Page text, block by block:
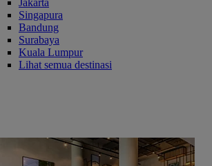
Jakarta
Singapura
Bandung
Surabaya
Kuala Lumpur
Lihat semua destinasi